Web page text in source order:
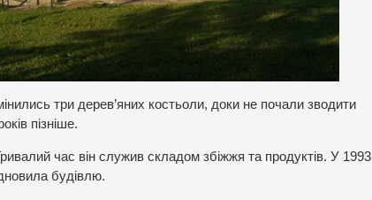
три дерев’яних костьоли, доки не почали зводити
пізніше.
час він служив складом збіжжя та продуктів. У 1993
будівлю.